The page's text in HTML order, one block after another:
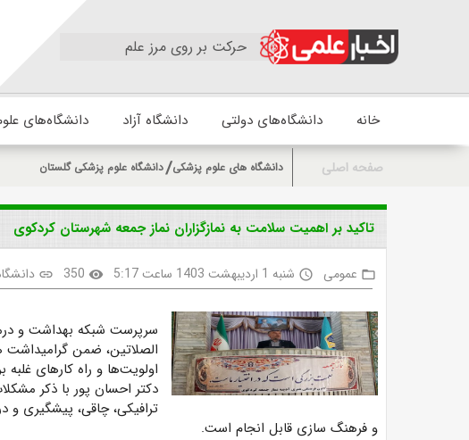
حرکت بر روی مرز علم
خانه دانشگاه‌های دولتی دانشگاه آزاد دانشگاه‌های
صفحه اصلی دانشگاه های علوم پزشکی دانشگاه علوم پزشکی گلستان
تاکید بر اهمیت سلامت به نمازگزاران نماز جمعه شهرستان کردکوی
folder_open عمومی access_time شنبه 1 اردیبهشت 1403 ساعت 5:17 visibility
350
link
سرپرست شبکه بهداشت و
الصلاتین، ضمن
اولویت‌ها و راه کارهای
دکتر احسان پور با ذکر
ترافیکی، چاقی، پیشگیری
و فرهنگ سازی قابل انجام است.